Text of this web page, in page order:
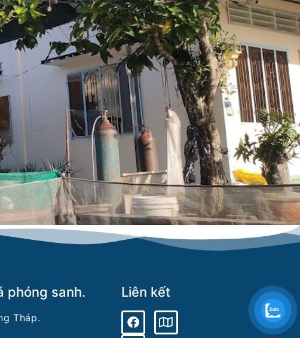
phóng sanh.
Tháp.
Liên kết